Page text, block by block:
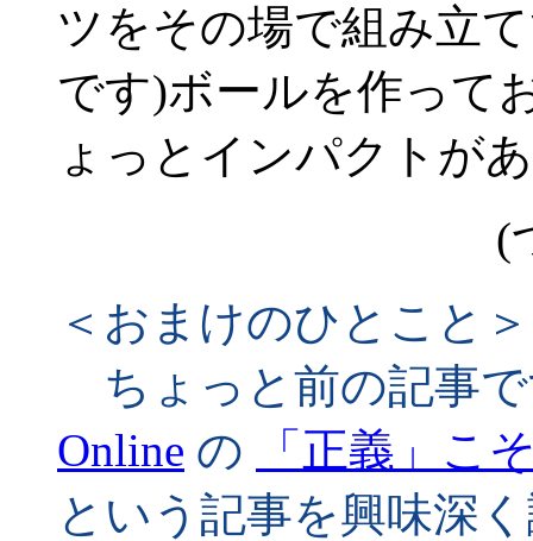
ツをその場で組み立
です)ボールを作って
ょっとインパクトが
(
＜おまけのひとこと＞
ちょっと前の記事
Online の
「正義」こ
という記事を興味深